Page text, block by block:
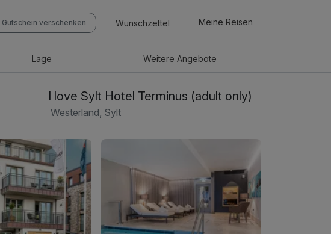
Gutschein verschenken Wunschzettel Meine Reisen
Lage WeitereAngebote
I love Sylt Hotel Terminus (adult only)
Westerland, Sylt